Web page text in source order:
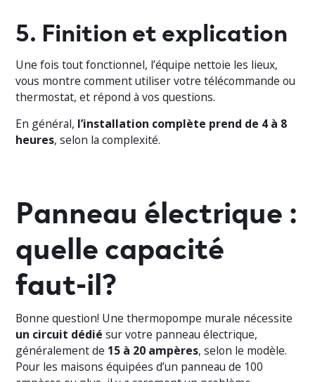
5. Finition et explication
Une fois tout fonctionnel, l’équipe nettoie les lieux,
vous montre comment utiliser votre télécommande ou
thermostat, et répond à vos questions.
En général, l’installation complète prend de 4 à 8
heures, selon la complexité.
Panneau électrique :
quelle capacité
faut-il?
Bonne question! Une thermopompe murale nécessite
un circuit dédié sur votre panneau électrique,
généralement de 15 à 20 ampères, selon le modèle.
Pour les maisons équipées d’un panneau de 100